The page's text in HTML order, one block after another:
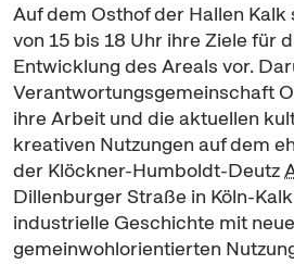
Auf dem Osthof der Hallen Kalk
von 15 bis 18 Uhr ihre Ziele für
Entwicklung des Areals vor.
Verantwortungsgemeinschaft
ihre Arbeit und die aktuellen
kreativen Nutzungen auf dem
der Klöckner-Humboldt-Deutz
Dillenburger Straße in Köln-
industrielle Geschichte mit
gemeinwohlorientierten